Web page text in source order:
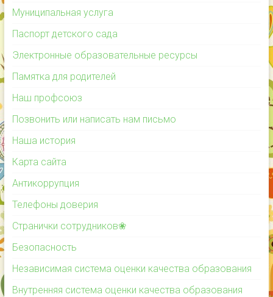
Муниципальная услуга
Паспорт детского сада
Электронные образовательные ресурсы
Памятка для родителей
Наш профсоюз
Позвонить или написать нам письмо
Наша история
Карта сайта
Антикоррупция
Телефоны доверия
Странички сотрудников❀
Безопасность
Независимая система оценки качества образования
Внутренняя система оценки качества образования